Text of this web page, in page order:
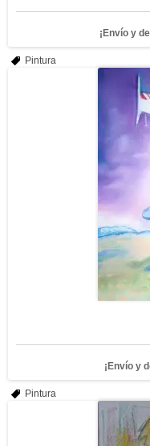
¡Envío y
Pintura
¡Envío y
Pintura